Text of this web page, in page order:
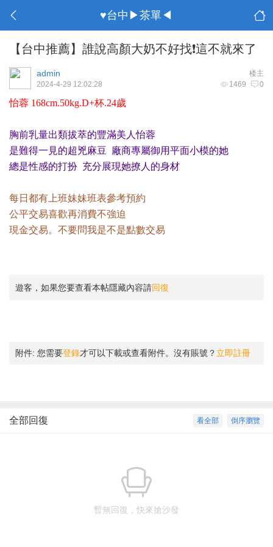
♥台中▶茶單◀
【台中推薦】誰說高顏大奶不好找❗️這不就來了
楼主
admin
1469 0
2024-4-29 12:02:28
怡蓉 168cm.50kg.D+杯.24歲
胸前乳量出類拔萃的豐滿美人怡蓉
是難得一見的超兇麻豆 廠商專屬御用平面小模的她
總是性感的打扮 充分展現她撩人的身材
每日都有上班妹妹班表參考預約
公平交易喜歡再消費不強迫
現金交易。不要問我是不是點數交易
遊客，如果您要查看本帖隱藏內容請回復
附件: 您需要登錄才可以下載或查看附件。沒有賬號？ 立即註冊
倒序瀏覽
看全部
全部回復
暫無回復，快來搶沙發